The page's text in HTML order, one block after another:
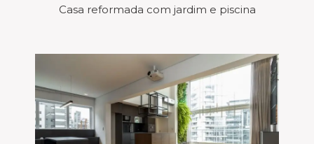
Casa reformada com jardim e piscina